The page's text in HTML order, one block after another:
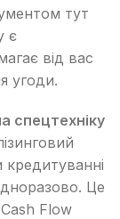
тут
є
від вас
угоди.
спецтехніку
Це
Flow